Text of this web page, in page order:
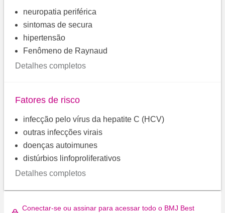
neuropatia periférica
sintomas de secura
hipertensão
Fenômeno de Raynaud
Detalhes completos
Fatores de risco
infecção pelo vírus da hepatite C (HCV)
outras infecções virais
doenças autoimunes
distúrbios linfoproliferativos
Detalhes completos
Conectar-se ou assinar para acessar todo o BMJ Best